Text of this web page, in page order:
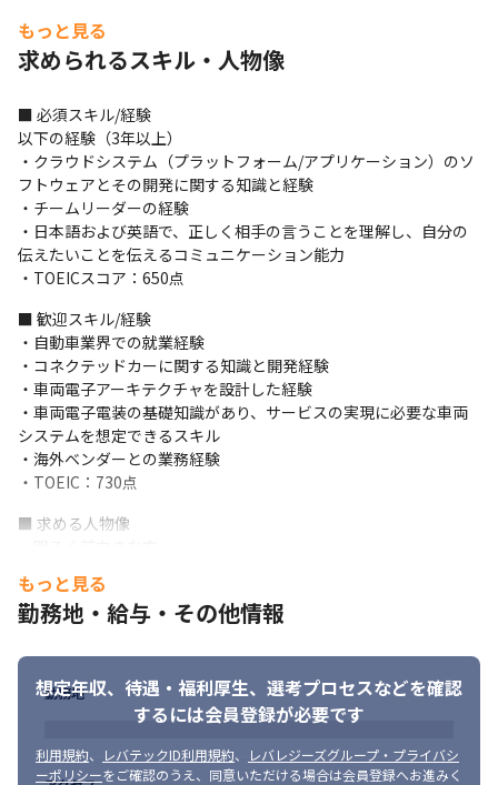
・今後は、海外支社やパートナー企業とのコミュニケーション力
を向上すべく、TOEICのスコアアップを目指した研修を用意する
＜開発環境＞
・開発手法はプロジェクトにより異なります
・コミュニケーションツールとしてはSlack、Google Meet、
Zoomを使用しています
＜事業に関して＞
・電動化技術の先駆者として、世界初となる電気自動車（EV）
『リーフ』をはじめとするさまざまなニーズに応じた自動車を提
・1933年12月の設立以来、「他のやらぬことを、やる」という日
産DNAのもと、高い技術力と品質の高いサービスを提供し続けて
います
■ この仕事の面白み、魅力
・自分たちが構築したシステムに世界中の日産車が繋がり、新た
なコネクテッドサービスを世界中のお客様に提供することができ
ます
対応したクラウドシステムを開発するための知識とスキルを習得
・英語でのコミュニケーションスキルが身につきます
※出典：Forbes
もっと見る
求められるスキル・人物像
■ 必須スキル/経験
以下の経験（3年以上）
・クラウドシステム（プラットフォーム/アプリケーション）のソ
フトウェアとその開発に関する知識と経験
・チームリーダーの経験
・日本語および英語で、正しく相手の言うことを理解し、自分の
伝えたいことを伝えるコミュニケーション能力
・TOEICスコア：650点
■ 歓迎スキル/経験
・自動車業界での就業経験
・コネクテッドカーに関する知識と開発経験
・車両電子アーキテクチャを設計した経験
・車両電子電装の基礎知識があり、サービスの実現に必要な車両
システムを想定できるスキル
・海外ベンダーとの業務経験
・TOEIC：730点
■ 求める人物像
ンできる方
・自らが進んで課題を捉え、整理し、解決できる方
・納期意識が高く、結果を出すために全力を尽くせる方
・業務環境への順応力が高い方
・論理的思考ができ、論理的な説明ができる方
もっと見る
勤務地・給与・その他情報
想定年収、待遇・福利厚生、 選考プロセスなどを確認
するには会員登録が必要です
利用規約、 レバテックID利用規約、
レバレジーズグループ・プライバシ
ーポリシーをご確認のうえ、同意いただける場合は会員登録へお進みく
勤務地